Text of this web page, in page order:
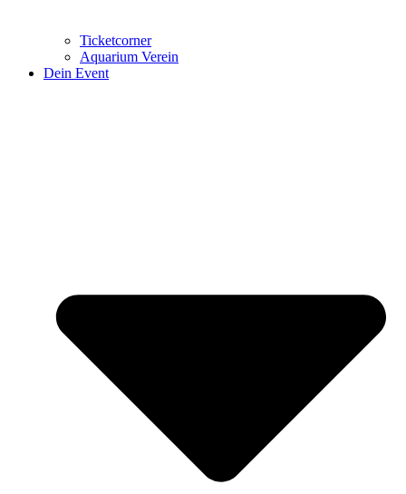
Ticketcorner
Aquarium Verein
Dein Event